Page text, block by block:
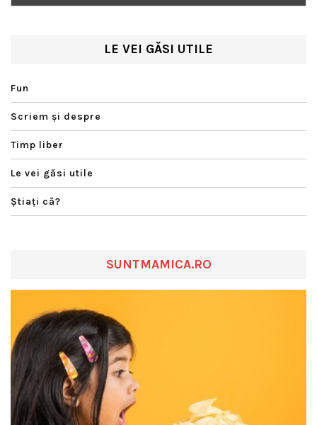
LE VEI GĂSI UTILE
Fun
Scriem şi despre
Timp liber
Le vei găsi utile
Ştiaţi că?
SUNTMAMICA.RO